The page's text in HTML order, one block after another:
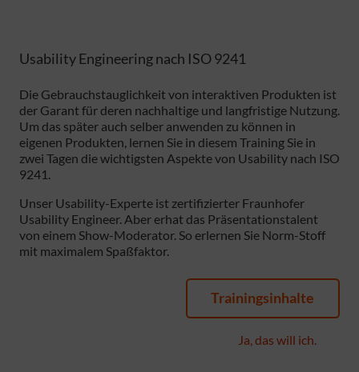
Usability Engineering nach ISO 9241
Die Gebrauchstauglichkeit von interaktiven Produkten ist
der Garant für deren nachhaltige und langfristige Nutzung.
Um das später auch selber anwenden zu können in
eigenen Produkten, lernen Sie in diesem Training Sie in
zwei Tagen die wichtigsten Aspekte von Usability nach ISO
9241.
Unser Usability-Experte ist zertifizierter Fraunhofer
Usability Engineer. Aber erhat das Präsentationstalent
von einem Show-Moderator. So erlernen Sie Norm-Stoff
mit maximalem Spaßfaktor.
Trainingsinhalte
Ja, das will ich.